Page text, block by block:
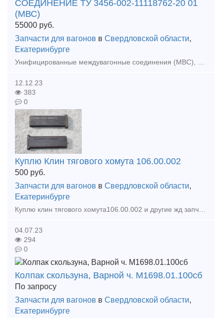
СОЕДИНЕНИЕ ТУ 3456-002-11118762-20 01
(МВС)
55000 руб.
Запчасти для вагонов в Свердловской области,
Екатеринбурге
Унифицированные междувагонные соединения (МВС), чертеж Э 018-01 (Л.10095.00.00.000), ТУ 32 ЦЛ 0089-00 - соединение высоковольтное централизованного электроснабжения пассажирских поездов, ТУ 3456-002-1
12.12.23
383
0
Куплю Клин тягового хомута 106.00.002
500 руб.
Запчасти для вагонов в Свердловской области,
Екатеринбурге
Куплю клин тягового хомута106.00.002 и другие жд запчасти для пассажирских и грузовых вагонов
04.07.23
294
0
Колпак скользуна, Варной ч. М1698.01.100сб
По запросу
Запчасти для вагонов в Свердловской области,
Екатеринбурге